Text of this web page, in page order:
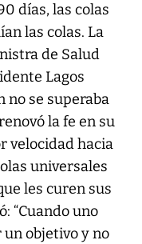
días, las colas
las colas. La
de Salud
Lagos
no se superaba
la fe en su
velocidad hacia
universales
les curen sus
“Cuando uno
objetivo y no